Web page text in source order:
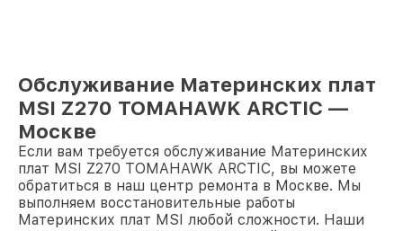
Обслуживание Материнских плат
MSI Z270 TOMAHAWK ARCTIC —
Москве
Если вам требуется обслуживание Материнских
плат MSI Z270 TOMAHAWK ARCTIC, вы можете
обратиться в наш центр ремонта в Москве. Мы
выполняем восстановительные работы
Материнских плат MSI любой сложности. Наши